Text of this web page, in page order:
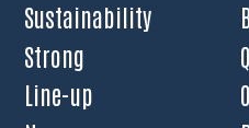
Sustainability
Strong
Line-up